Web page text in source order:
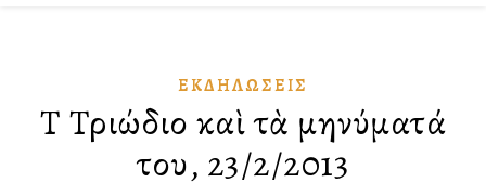
ἘΚΔΗΛΏΣΕΙΣ
Τὸ Τριώδιο καὶ τὰ μηνύματά
του, 23/2/2013